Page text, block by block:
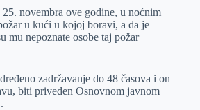
25. novembra ove godine, u noćnim
u kući u kojoj boravi, a da je
mu nepoznate osobe taj požar
zadržavanje do 48 časova i on
biti priveden Osnovnom javnom